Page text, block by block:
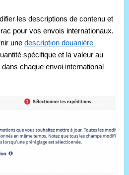
les descriptions de contenu et
pour vos envois internationaux.
une description douanière
spécifique et la valeur au
chaque envoi international